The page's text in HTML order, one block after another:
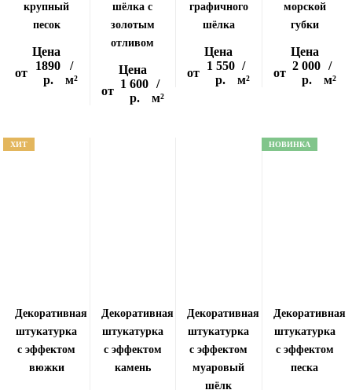
крупный
песок
Цена
от
1890
р.
/
м²
шёлка с
золотым
отливом
Цена
от
1 600
р.
/
м²
графичного
шёлка
Цена
от
1 550
р.
/
м²
морской
губки
Цена
от
2 000
р.
/
м²
ХИТ
Декоративная
штукатурка
с эффектом
вюжки
Декоративная
штукатурка
с эффектом
камень
Декоративная
штукатурка
с эффектом
муаровый
шёлк
НОВИНКА
Декоративная
штукатурка
с эффектом
песка